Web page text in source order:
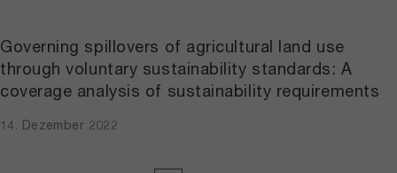
Governing spillovers of agricultural land use
through voluntary sustainability standards: A
coverage analysis of sustainability requirements
14. Dezember 2022